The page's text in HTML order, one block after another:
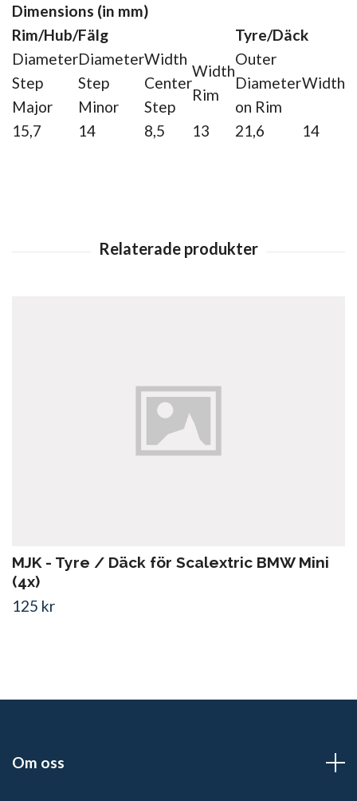
Dimensions (in mm)
Rim/Hub/Fälg
Tyre/Däck
Diameter
Step
Major
Diameter
Step
Minor
Width
Center
Step
Width
Rim
Outer
Diameter
on Rim
Width
15,7 14 8,5 13 21,6 14
MJK - Tyre / Däck för Scalextric BMW Mini
(4x)
125 kr
Om oss